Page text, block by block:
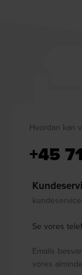
Hvordan kan
+45
Se vores
Emails
vores